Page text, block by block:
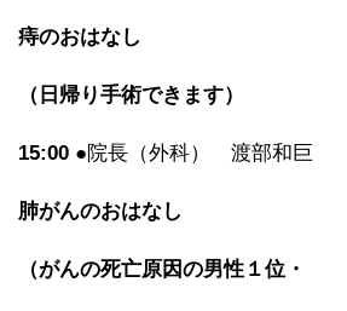
痔のおはなし
（日帰り手術できます）
15:00 ●院長（外科） 渡部和巨
肺がんのおはなし
（がんの死亡原因の男性１位・